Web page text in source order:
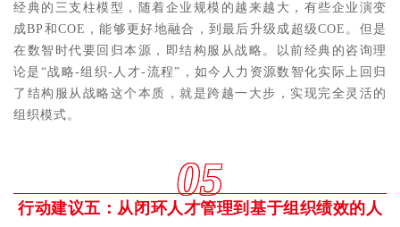
经典的三支柱模型，随着企业规模的越来越大，有些企业演变
成BP和COE，能够更好地融合，到最后升级成超级COE。但是
在数智时代要回归本源，即结构服从战略。以前经典的咨询理
论是“战略-组织-人才-流程”，如今人力资源数智化实际上回归
了结构服从战略这个本质，就是跨越一大步，实现完全灵活的
组织模式。
05
行动建议五：从闭环人才管理到基于组织绩效的人